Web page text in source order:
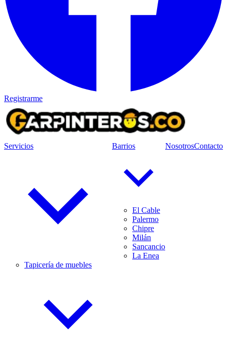
Registrarme
Servicios
Tapicería de muebles
Barrios
El Cable
Palermo
Chipre
Milán
Sancancio
La Enea
NosotrosContacto